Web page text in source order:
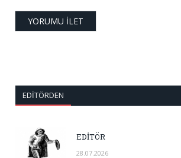
EDITÖRDEN
EDİTÖR
28.07.2026